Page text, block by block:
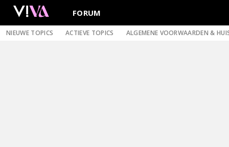
FORUM
NIEUWE TOPICS ACTIEVE TOPICS ALGEMENE VOORWAARDEN &